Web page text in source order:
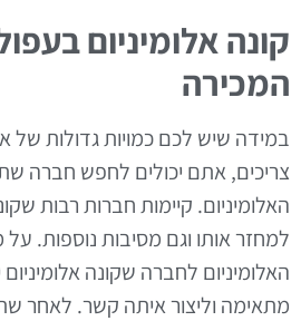
קונה אלומיניום
המכירה
במידה שיש לכם כמויות גדולות של
צריכים, אתם יכולים לחפש חברה
האלומיניום. קיימות חברות רבות
למחזר אותו וגם מסיבות נוספות.
האלומיניום לחברה שקונה
מתאימה וליצור איתה קשר. לאחר